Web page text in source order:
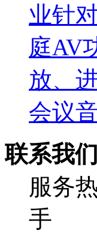
业针
庭AV
放、
会议
联系我们
服务
手 机